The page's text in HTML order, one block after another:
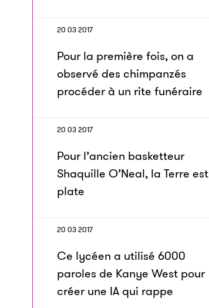
20 03 2017
Pour la première fois, on a
observé des chimpanzés
procéder à un rite funéraire
20 03 2017
Pour l’ancien basketteur
Shaquille O’Neal, la Terre est
plate
20 03 2017
Ce lycéen a utilisé 6000
paroles de Kanye West pour
créer une IA qui rappe